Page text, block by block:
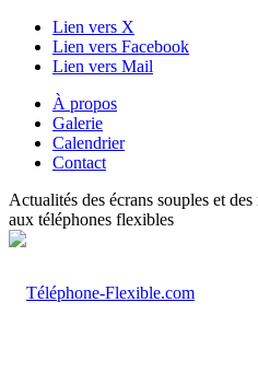
Lien vers X
Lien vers Facebook
Lien vers Mail
À propos
Galerie
Calendrier
Contact
Actualités des écrans souples et
aux téléphones flexibles